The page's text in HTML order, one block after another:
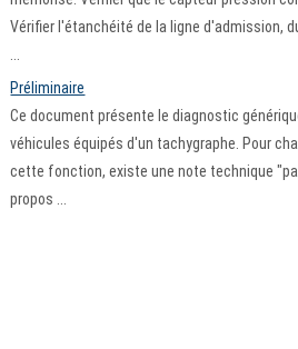
Vérifier l'étanchéité de la ligne d'admission,
Préliminaire
Ce document présente le diagnostic
véhicules équipés d'un tachygraphe. Pour
cette fonction, existe une note technique
propos ...